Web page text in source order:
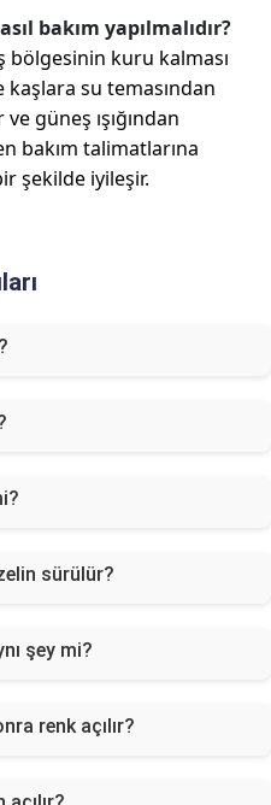
bakım yapılmalıdır?
bölgesinin kuru kalması
su temasından
güneş ışığından
bakım talimatlarına
şekilde iyileşir.
sürülür?
şey mi?
renk açılır?